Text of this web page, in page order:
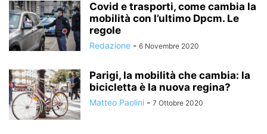
Covid e trasporti, come cambia la
mobilità con l’ultimo Dpcm. Le
regole
Redazione - 6 Novembre 2020
Parigi, la mobilità che cambia: la
bicicletta è la nuova regina?
Matteo Paolini - 7 Ottobre 2020